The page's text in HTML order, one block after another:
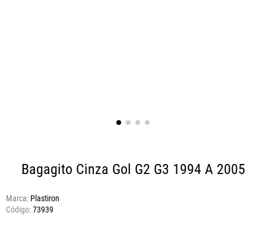
Bagagito Cinza Gol G2 G3 1994 A 2005
Marca: Plastiron
73939